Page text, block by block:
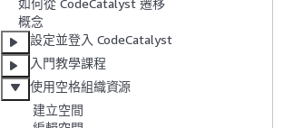
如何從 CodeCatalyst 遷移
概念
設定並登入 CodeCatalyst
入門教學課程
使用空格組織資源
建立空間